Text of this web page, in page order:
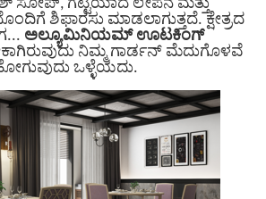
ಸೋಪ್, ಗಟ್ಟಿಯಾದ ಲೇಪನ ಮತ್ತು
ಶಿಫಾರಸು ಮಾಡಲಾಗುತ್ತದೆ. ಕ್ಷೇತ್ರದ
ಅಲ್ಯೂಮಿನಿಯಮ್ ಊಟಕಿಂಗ್
ನಿಮ್ಮ ಗಾರ್ಡನ್ ಮೆದುಗೊಳವೆ
ಒಳ್ಳೆಯದು.